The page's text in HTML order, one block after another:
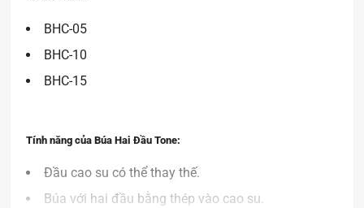
BHC-05
BHC-10
BHC-15
Tính năng của Búa Hai Đầu Tone:
Đầu cao su có thể thay thế.
Búa với hai đầu bằng thép vào cao su.